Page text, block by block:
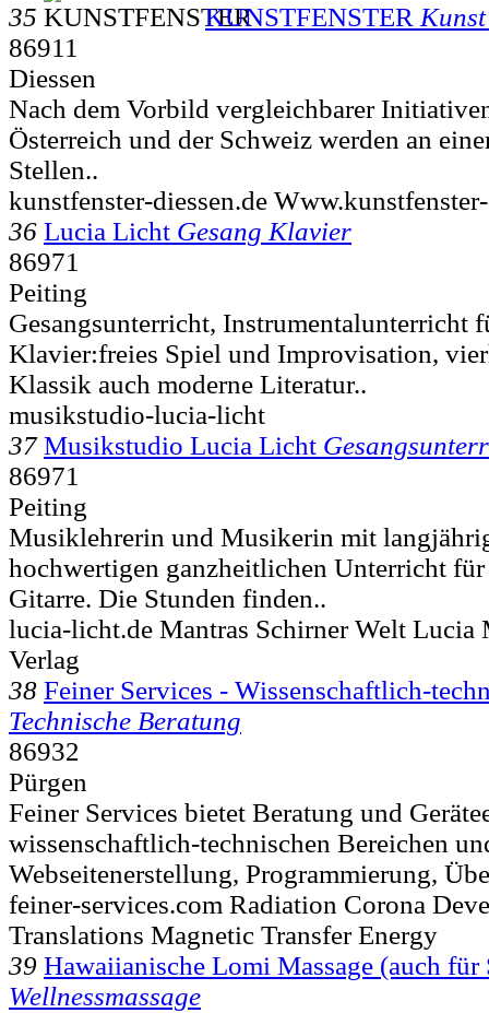
35
KUNSTFENSTER
86911
Diessen
Nach dem Vorbild vergleichbarer
Österreich und der Schweiz werden an
Stellen..
kunstfenster-diessen.de
36 Lucia Licht Gesang Klavier
86971
Peiting
Gesangsunterricht, Instrumentalunterricht
Klavier:freies Spiel und Improvisation,
Klassik auch moderne Literatur..
musikstudio-lucia-licht
37 Musikstudio Lucia Licht
86971
Peiting
Musiklehrerin und Musikerin mit
hochwertigen ganzheitlichen Unterricht
Gitarre. Die Stunden finden..
lucia-licht.de Mantras Schirner Welt Lucia
Verlag
38 Feiner Services - Wissenschaftlich-
Technische Beratung
86932
Pürgen
Feiner Services bietet Beratung und
wissenschaftlich-technischen Bereichen
Webseitenerstellung, Programmierung,
feiner-services.com Radiation Corona
Translations Magnetic Transfer Energy
39 Hawaiianische Lomi Massage (auch für
Wellnessmassage